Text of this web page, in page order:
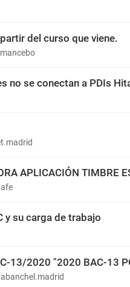
del curso que viene.
no se conectan a PDIs
APLICACIÓN TIMBRE
y su carga de trabajo
13/2020 "2020 BAC-13